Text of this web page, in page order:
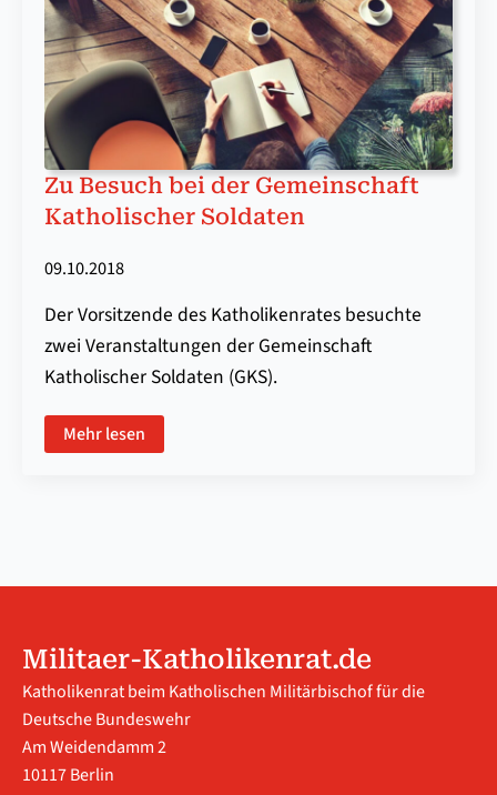
Zu Be­such bei der Ge­mein­schaft
Ka­tho­li­scher Sol­da­ten
09.10.2018
Der Vorsitzende des Katholikenrates besuchte
zwei Veranstaltungen der Gemeinschaft
Katholischer Soldaten (GKS).
Mehr lesen
Militaer-Katholikenrat.de
Katholikenrat beim Katholischen Militärbischof für die
Deutsche Bundeswehr
Am Weidendamm 2
10117 Berlin